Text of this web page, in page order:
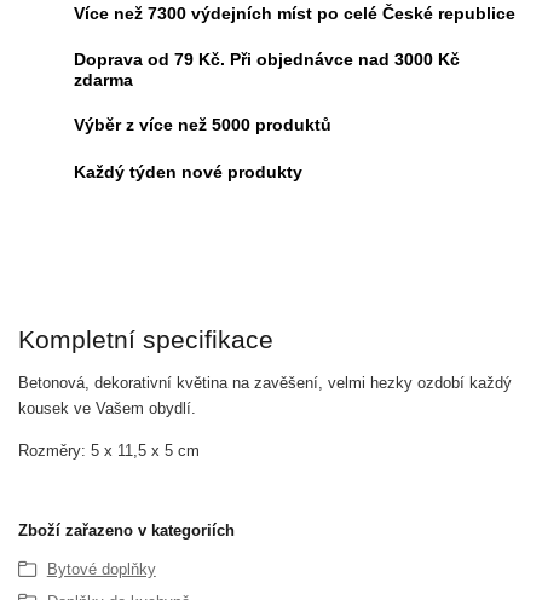
Více než 7300 výdejních míst po celé České republice
Doprava od 79 Kč. Při objednávce nad 3000 Kč
zdarma
Výběr z více než 5000 produktů
Každý týden nové produkty
Kompletní specifikace
Betonová, dekorativní květina na zavěšení, velmi hezky ozdobí každý
kousek ve Vašem obydlí.
Rozměry: 5 x 11,5 x 5 cm
Zboží zařazeno v kategoriích
Bytové doplňky